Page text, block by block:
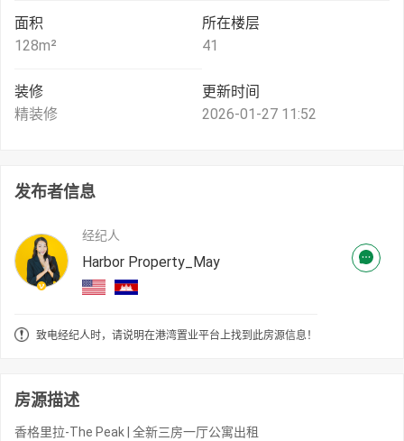
面积
128m²
所在楼层
41
装修
精装修
更新时间
2026-01-27 11:52
发布者信息
经纪人
Harbor Property_May
致电经纪人时，请说明在港湾置业平台上找到此房源信息！
房源描述
香格里拉-The Peak | 全新三房一厅公寓出租